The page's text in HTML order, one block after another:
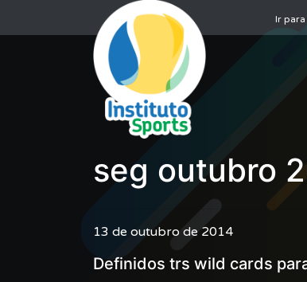
Ir
seg outubro
13 de outubro de 2014
Definidos trs wild cards